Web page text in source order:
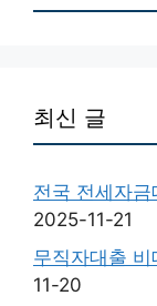
최신 글
전국 전세자
2025-11-21
무직자대출
11-20